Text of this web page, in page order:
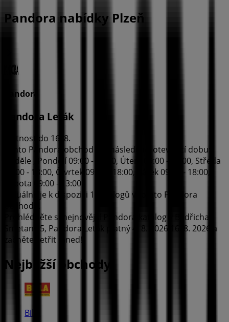
Pandora nabídky Plzeň
Pandora
Pandora Leták
Platnost do 16. 8.
Tento Pandora obchod má následující otevírací dobu:
Nedĕle , Pondĕlí 09:00 - 18:00, Úterý 09:00 - 18:00, Středa
09:00 - 18:00, Čtvrtek 09:00 - 18:00, Pátek 09:00 - 18:00,
Sobota 09:00 - 13:00
Aktuálně je k dispozici 1 katalogů v tomto Pandora
obchodě.
Prohlédněte si nejnovější Pandora katalog v Bedřicha
Smetany 5, Pandora Leták platný 4. 8. 2026 16. 8. 2026 a
začněte šetřit ihned!
Nejbližší obchody
Billa